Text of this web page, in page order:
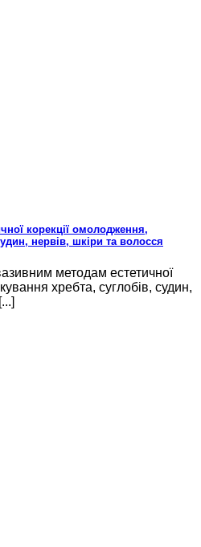
корекції омолодження,
нервів, шкіри та волосся
методам естетичної
хребта, суглобів, судин,